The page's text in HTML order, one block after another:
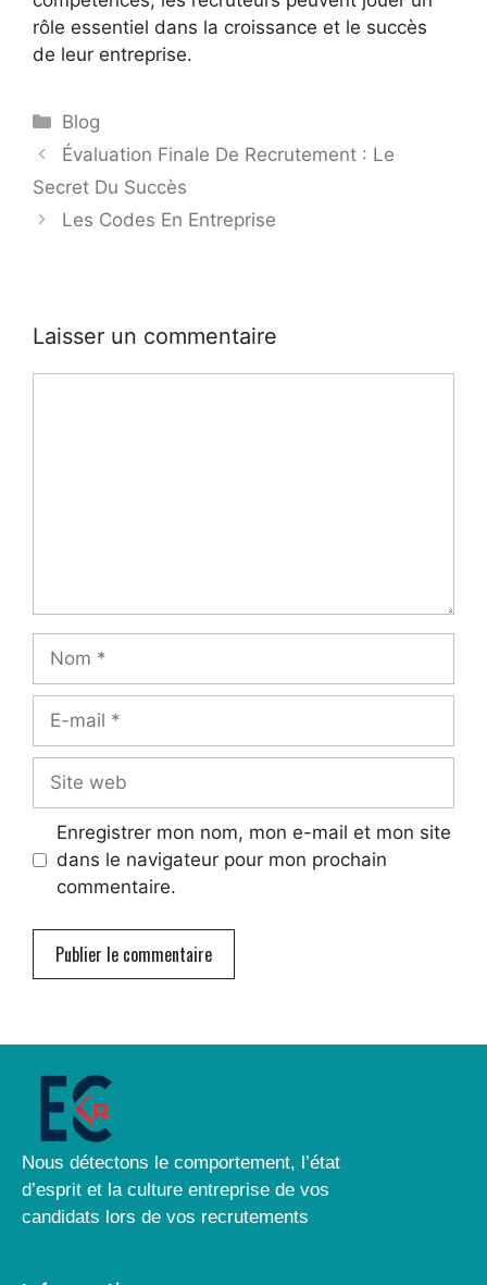
rôle essentiel dans la croissance et le succès
de leur entreprise.
Blog
Évaluation Finale De Recrutement : Le
Secret Du Succès
Les Codes En Entreprise
Laisser un commentaire
Enregistrer mon nom, mon e-mail et mon site
dans le navigateur pour mon prochain
commentaire.
Nous détectons le comportement, l’état
d’esprit et la culture entreprise de vos
candidats lors de vos recrutements